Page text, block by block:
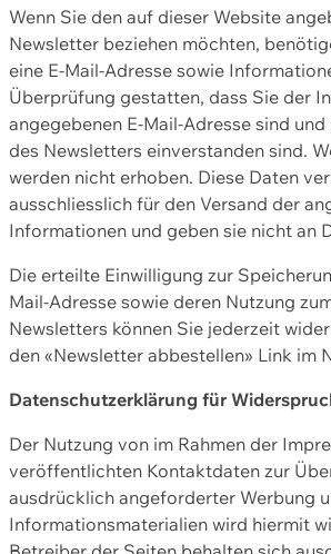
Wenn Sie den auf dieser Website
Newsletter beziehen möchten,
eine E-Mail-Adresse sowie
Überprüfung gestatten, dass Sie der
angegebenen E-Mail-Adresse sind
des Newsletters einverstanden sind.
werden nicht erhoben. Diese Daten
ausschliesslich für den Versand der
Informationen und geben sie nicht an
Die erteilte Einwilligung zur
Mail-Adresse sowie deren Nutzung
Newsletters können Sie jederzeit
den «Newsletter abbestellen» Link im
Datenschutzerklärung für
Der Nutzung von im Rahmen der
veröffentlichten Kontaktdaten zur
ausdrücklich angeforderter Werbung
Informationsmaterialien wird hiermit